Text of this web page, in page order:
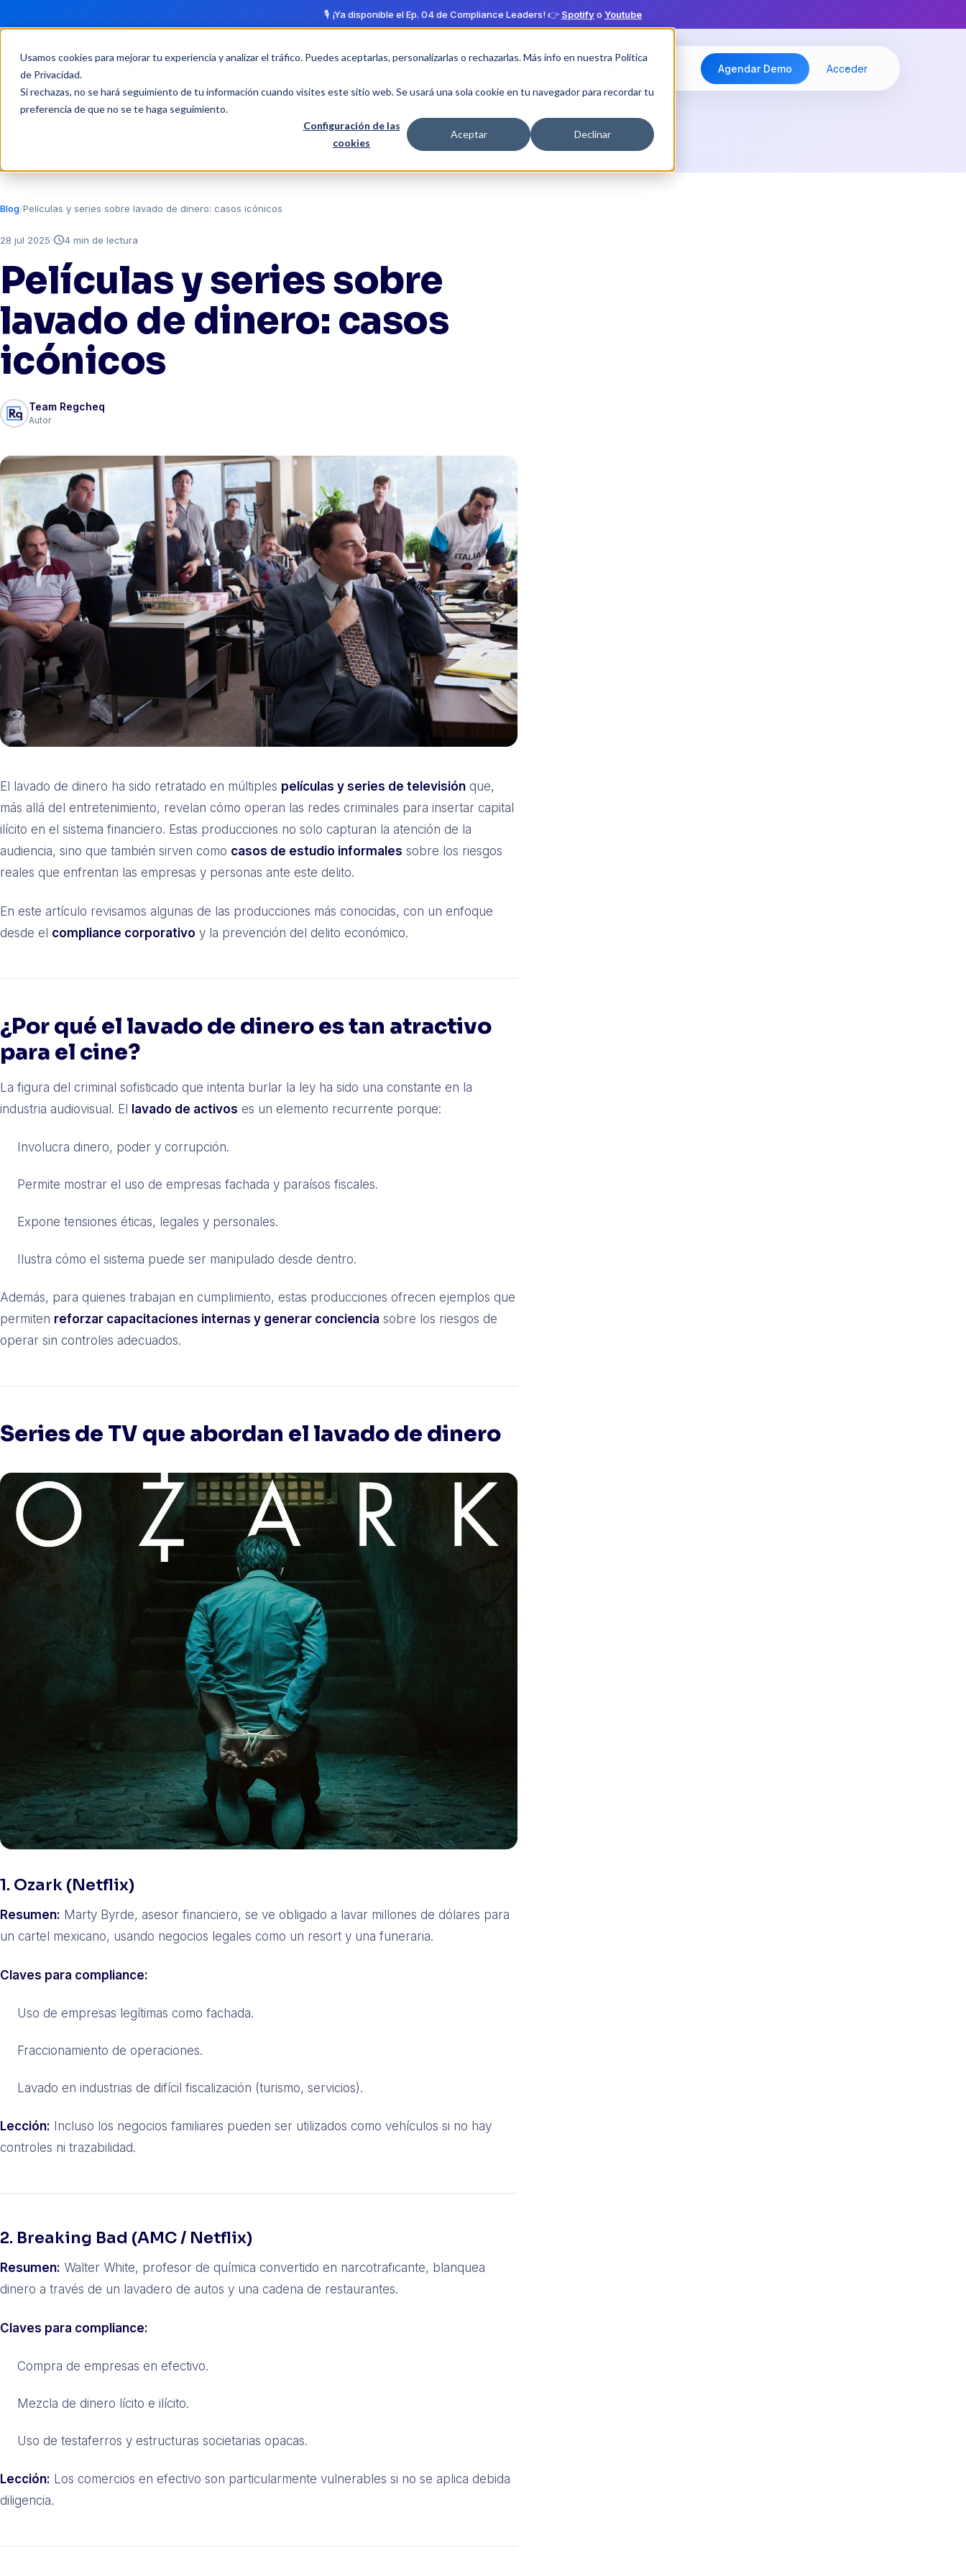
Usamos cookies para mejorar tu experiencia y analizar el tráfico. Puedes aceptarlas, personalizarlas o rechazarlas. Más info en nuestra Política
de Privacidad.
Si rechazas, no se hará seguimiento de tu información cuando visites este sitio web. Se usará una sola cookie en tu navegador para recordar tu
preferencia de que no se te haga seguimiento.
Configuración de las
cookies
Aceptar Declinar
🎙️ ¡Ya disponible el Ep. 04 de Compliance Leaders! 👉 Spotifyo Youtube
Agendar Demo Acceder
Blog Películas y series sobre lavado de dinero: casos icónicos
28 jul 2025·schedule4 min de lectura
Películas y series sobre
lavado de dinero: casos
icónicos
Team Regcheq
Autor
El lavado de dinero ha sido retratado en múltiples películas y series de televisión que,
más allá del entretenimiento, revelan cómo operan las redes criminales para insertar capital
ilícito en el sistema financiero. Estas producciones no solo capturan la atención de la
audiencia, sino que también sirven como casos de estudio informales sobre los riesgos
reales que enfrentan las empresas y personas ante este delito.
En este artículo revisamos algunas de las producciones más conocidas, con un enfoque
desde el compliance corporativo y la prevención del delito económico.
¿Por qué el lavado de dinero es tan atractivo
para el cine?
La figura del criminal sofisticado que intenta burlar la ley ha sido una constante en la
industria audiovisual. El
lavado de activos es un elemento recurrente porque:
Involucra dinero, poder y corrupción.
Permite mostrar el uso de empresas fachada y paraísos fiscales.
Expone tensiones éticas, legales y personales.
Ilustra cómo el sistema puede ser manipulado desde dentro.
Además, para quienes trabajan en cumplimiento, estas producciones ofrecen ejemplos que
permiten reforzar capacitaciones internas y generar conciencia sobre los riesgos de
operar sin controles adecuados.
Series de TV que abordan el lavado de dinero
1. Ozark (Netflix)
Resumen: Marty Byrde, asesor financiero, se ve obligado a lavar millones de dólares para
un cartel mexicano, usando negocios legales como un resort y una funeraria.
Claves para compliance:
Uso de empresas legítimas como fachada.
Fraccionamiento de operaciones.
Lavado en industrias de difícil fiscalización (turismo, servicios).
Lección: Incluso los negocios familiares pueden ser utilizados como vehículos si no hay
controles ni trazabilidad.
2. Breaking Bad (AMC / Netflix)
Resumen: Walter White, profesor de química convertido en narcotraficante, blanquea
dinero a través de un lavadero de autos y una cadena de restaurantes.
Claves para compliance:
Compra de empresas en efectivo.
Mezcla de dinero lícito e ilícito.
Uso de testaferros y estructuras societarias opacas.
Lección: Los comercios en efectivo son particularmente vulnerables si no se aplica debida
diligencia.